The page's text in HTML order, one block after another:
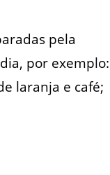
pela
por exemplo:
laranja e café;